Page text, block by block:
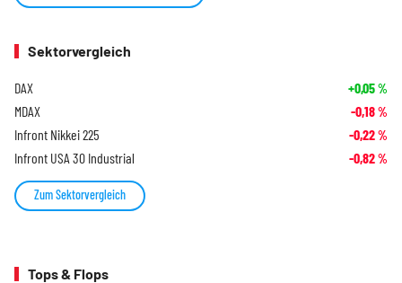
Sektorvergleich
DAX +0,05%
MDAX -0,18%
Infront Nikkei 225 -0,22%
Infront USA 30 Industrial -0,82%
Zum Sektorvergleich
Tops & Flops